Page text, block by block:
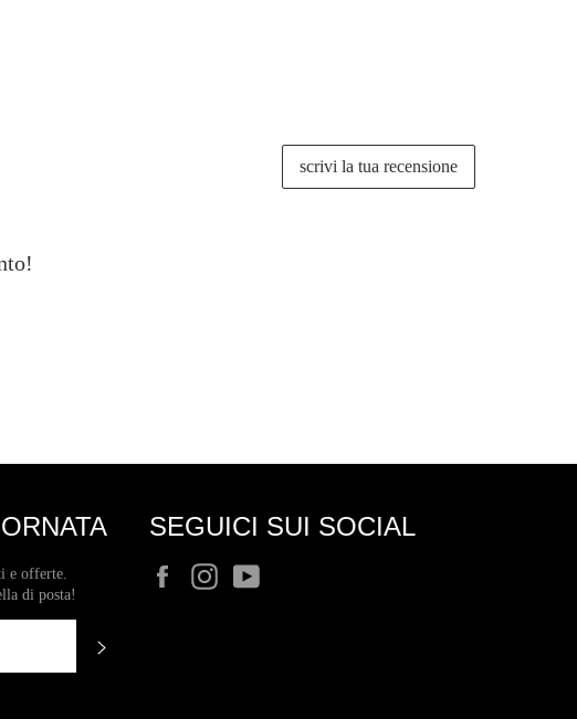
scrivi la tua recensione
e offerte.
di posta!
SEGUICI SUI SOCIAL
FacebookInstagram